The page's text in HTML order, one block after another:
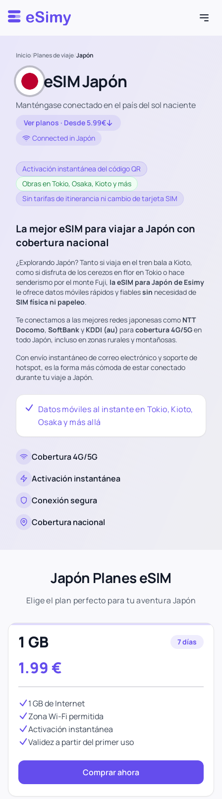
Esimy
Inicio/Planes de viaje/Japón
eSIM Japón
Manténgase conectado en el país del sol naciente
Ver planos · Desde 5.99€
Connected in Japón
Activación instantánea del código QR
Obras en Tokio, Osaka, Kioto y más
Sin tarifas de itinerancia ni cambio de tarjeta SIM
La mejor eSIM para viajar a Japón con
cobertura nacional
¿Explorando Japón? Tanto si viaja en el tren bala a Kioto,
como si disfruta de los cerezos en flor en Tokio o hace
senderismo por el monte Fuji, la eSIM para Japón de Esimy
le ofrece datos móviles rápidos y fiablessin necesidad de
SIM física ni papeleo.
Te conectamos a las mejores redes japonesas como NTT
Docomo, SoftBanky KDDI (au) para cobertura 4G/5Gen
todo Japón, incluso en zonas rurales y montañosas.
Con envío instantáneo de correo electrónico y soporte de
hotspot, es la forma más cómoda de estar conectado
durante tu viaje a Japón.
Datos móviles al instante en Tokio, Kioto,
Osaka y más allá
Cobertura 4G/5G
Activación instantánea
Conexión segura
Cobertura nacional
Japón Planes eSIM
Elige el plan perfecto para tu aventura Japón
1 GB 7 días
1.99 €
1 GB de Internet
Zona Wi-Fi permitida
Activación instantánea
Validez a partir del primer uso
Comprar ahora